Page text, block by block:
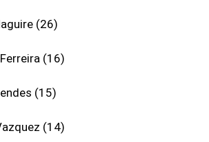
26
16
15
14